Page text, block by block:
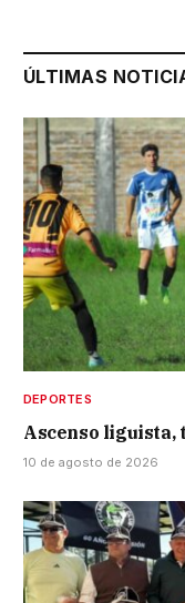
ÚLTIMAS
DEPORTES
Ascenso liguista,
10 de agosto de 2026